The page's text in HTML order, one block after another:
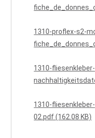
1310-proflex-s2-
1310-
1310-
02.pdf (162.08 KB)